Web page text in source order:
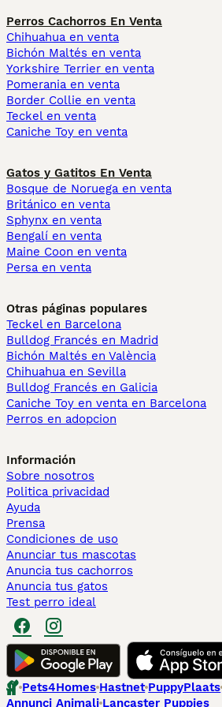
Perros Cachorros En Venta
Chihuahua en venta
Bichón Maltés en venta
Yorkshire Terrier en venta
Pomerania en venta
Border Collie en venta
Teckel en venta
Caniche Toy en venta
Gatos y Gatitos En Venta
Bosque de Noruega en venta
Británico en venta
Sphynx en venta
Bengalí en venta
Maine Coon en venta
Persa en venta
Otras páginas populares
Teckel en Barcelona
Bulldog Francés en Madrid
Bichón Maltés en València
Chihuahua en Sevilla
Bulldog Francés en Galicia
Caniche Toy en venta en Barcelona
Perros en adopcion
Información
Sobre nosotros
Politica privacidad
Ayuda
Prensa
Condiciones de uso
Anunciar tus mascotas
Anuncia tus cachorros
Anuncia tus gatos
Test perro ideal
Pets4Homes Hastnet PuppyPlaats
Annunci Animali Lancaster Puppies